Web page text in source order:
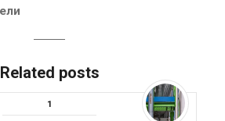
Related posts